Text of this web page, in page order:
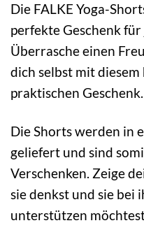
Die FALKE Yoga-
perfekte Geschenk
Überrasche einen
dich selbst mit
praktischen Geschenk.
Die Shorts werden in
geliefert und sind
Verschenken. Zeige
sie denkst und sie bei
unterstützen